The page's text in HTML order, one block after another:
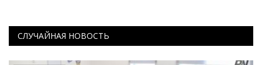
СЛУЧАЙНАЯ НОВОСТЬ